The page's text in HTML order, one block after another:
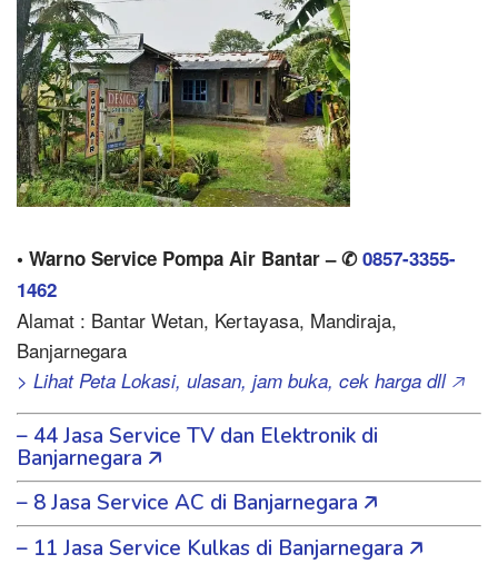
• Warno Service Pompa Air Bantar – ✆0857-3355-
1462
Alamat : Bantar Wetan, Kertayasa, Mandiraja,
Banjarnegara
> Lihat Peta Lokasi, ulasan, jam buka, cek harga dll 🡥
– 44 Jasa Service TV dan Elektronik di
Banjarnegara 🡥
– 8 Jasa Service AC di Banjarnegara 🡥
– 11 Jasa Service Kulkas di Banjarnegara 🡥